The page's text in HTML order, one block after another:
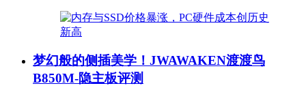
梦幻般的侧插美学！JWAWAKEN渡渡鸟
B850M-隐主板评测